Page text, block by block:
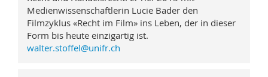
Medienwissenschaftlerin Lucie Bader den
Filmzyklus «Recht im Film» ins Leben, der in dieser
Form bis heute einzigartig ist.
walter.stoffel@unifr.ch